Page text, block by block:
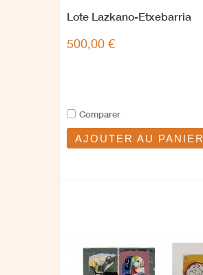
Lote Lazkano-Etxebarria
500,00 €
Comparer
AJOUTER AU PANIER